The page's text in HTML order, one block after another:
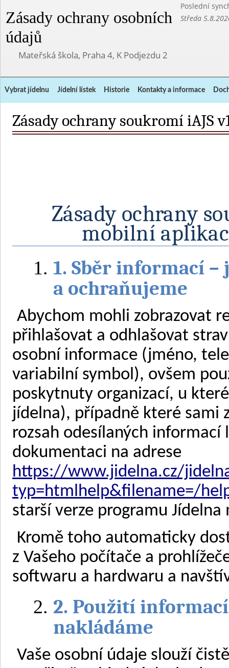
Zásady ochrany osobních
údajů
Poslední
Středa
Mateřská škola, Praha 4, K Podjezdu 2
Vybrat jídelnu Jídelní lístek Historie Kontakty a informace